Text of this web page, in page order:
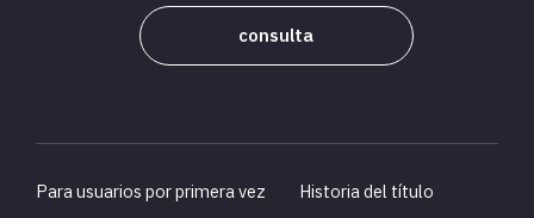
consulta
Para usuarios por primera vez Historia del título